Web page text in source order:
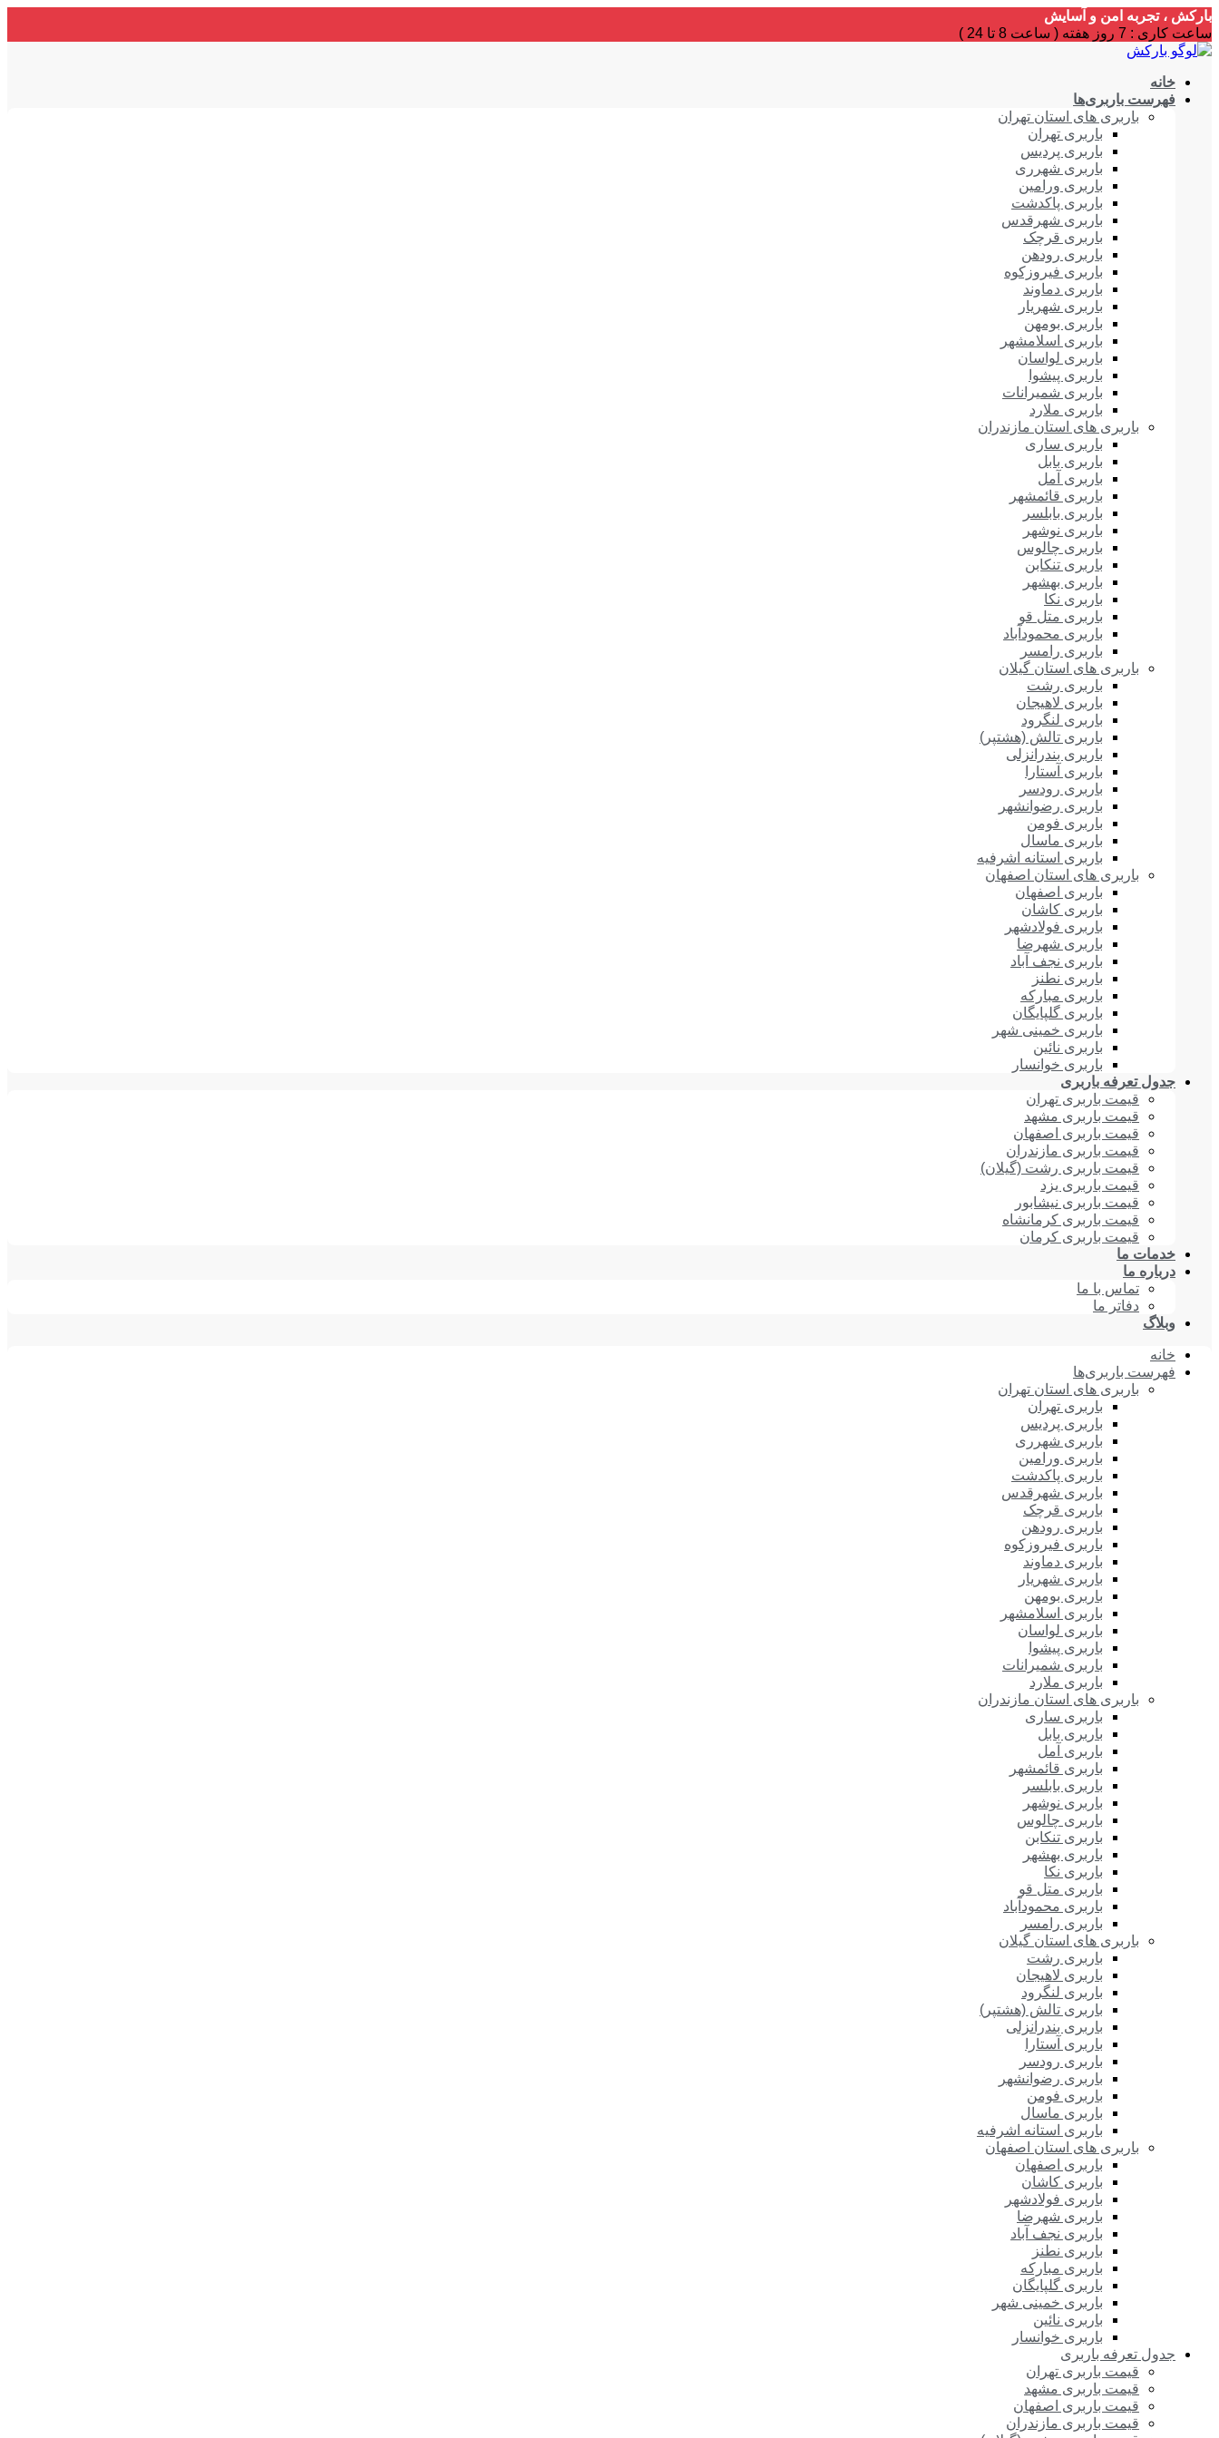
بارکش ، تجربه امن و آسایش
ساعت کاری : 7 روز هفته ( ساعت 8 تا 24 )
خانه
فهرست باربری‌ها
باربری های استان تهران
باربری تهران
باربری پردیس
باربری شهرری
باربری ورامین
باربری پاکدشت
باربری شهرقدس
باربری قرچک
باربری رودهن
باربری فیروزکوه
باربری دماوند
باربری شهریار
باربری بومهن
باربری اسلامشهر
باربری لواسان
باربری پیشوا
باربری شمیرانات
باربری ملارد
باربری های استان مازندران
باربری ساری
باربری بابل
باربری آمل
باربری قائمشهر
باربری بابلسر
باربری نوشهر
باربری چالوس
باربری تنکابن
باربری بهشهر
باربری نکا
باربری متل قو
باربری محمودآباد
باربری رامسر
باربری های استان گیلان
باربری رشت
باربری لاهیجان
باربری لنگرود
باربری تالش (هشتپر)
باربری بندرانزلی
باربری آستارا
باربری رودسر
باربری رضوانشهر
باربری فومن
باربری ماسال
باربری استانه اشرفیه
باربری های استان اصفهان
باربری اصفهان
باربری کاشان
باربری فولادشهر
باربری شهرضا
باربری نجف آباد
باربری نطنز
باربری مبارکه
باربری گلپایگان
باربری خمینی شهر
باربری نائین
باربری خوانسار
جدول تعرفه باربری
قیمت باربری تهران
قیمت باربری مشهد
قیمت باربری اصفهان
قیمت باربری مازندران
قیمت باربری رشت (گیلان)
قیمت باربری یزد
قیمت باربری نیشابور
قیمت باربری کرمانشاه
قیمت باربری کرمان
خدمات ما
درباره ما
تماس با ما
دفاتر ما
وبلاگ
خانه
فهرست باربری‌ها
باربری های استان تهران
باربری تهران
باربری پردیس
باربری شهرری
باربری ورامین
باربری پاکدشت
باربری شهرقدس
باربری قرچک
باربری رودهن
باربری فیروزکوه
باربری دماوند
باربری شهریار
باربری بومهن
باربری اسلامشهر
باربری لواسان
باربری پیشوا
باربری شمیرانات
باربری ملارد
باربری های استان مازندران
باربری ساری
باربری بابل
باربری آمل
باربری قائمشهر
باربری بابلسر
باربری نوشهر
باربری چالوس
باربری تنکابن
باربری بهشهر
باربری نکا
باربری متل قو
باربری محمودآباد
باربری رامسر
باربری های استان گیلان
باربری رشت
باربری لاهیجان
باربری لنگرود
باربری تالش (هشتپر)
باربری بندرانزلی
باربری آستارا
باربری رودسر
باربری رضوانشهر
باربری فومن
باربری ماسال
باربری استانه اشرفیه
باربری های استان اصفهان
باربری اصفهان
باربری کاشان
باربری فولادشهر
باربری شهرضا
باربری نجف آباد
باربری نطنز
باربری مبارکه
باربری گلپایگان
باربری خمینی شهر
باربری نائین
باربری خوانسار
جدول تعرفه باربری
قیمت باربری تهران
قیمت باربری مشهد
قیمت باربری اصفهان
قیمت باربری مازندران